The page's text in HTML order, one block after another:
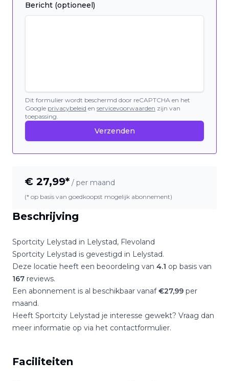
Beschrijving
Sportcity Lelystad in Lelystad, Flevoland
Sportcity Lelystad is gevestigd in Lelystad.
Deze locatie heeft een beoordeling van 4.1 op basis van
167 reviews.
Een abonnement is al beschikbaar vanaf€27,99 per
maand.
Heeft Sportcity Lelystad je interesse gewekt? Vraag dan
meer informatie op via het contactformulier.
Faciliteiten
Bericht (optioneel)
Dit formulier wordt beschermd door reCAPTCHA en het
Google privacybeleid en servicevoorwaarden zijn van
toepassing.
Verzenden
€ 27,99* / per maand
(* op basis van goedkoopst mogelijk abonnement)